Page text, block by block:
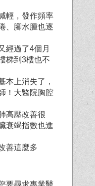
輕，發作頻率
、腳水腫也逐
經過了4個月
梯到3樓也不
本上消失了，
！大醫院胸腔
高壓改善很
衰竭指數也進
善這麼多
要尋求專業醫